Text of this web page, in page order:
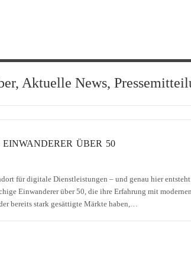
Aktuelle News,
ÜBER 50
für digitale Dienstleistungen – und genau hier entsteht
Einwanderer über 50, die ihre Erfahrung mit modernen
bereits stark gesättigte Märkte haben,…